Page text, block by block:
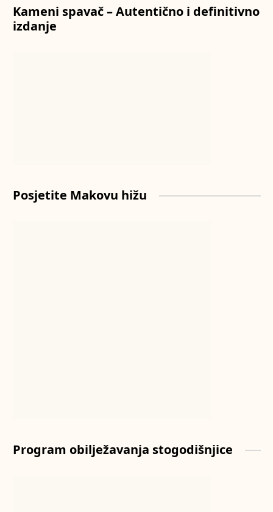
Kameni spavač – Autentično i definitivno
izdanje
Posjetite Makovu hižu
Program obilježavanja stogodišnjice